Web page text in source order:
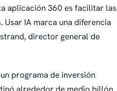
aplicación 360 es facilitar las
Usar IA marca una diferencia
director general de
programa de inversión